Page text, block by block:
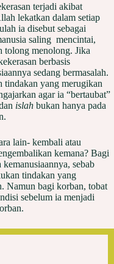
terjadi akibat
lekatkan dalam setiap
ia disebut sebagai
saling mencintai,
tolong menolong. Jika
berbasis
sedang bermasalah.
tindakan yang merugikan
agar ia “bertaubat”
islah bukan hanya pada
lain- kembali atau
kemana? Bagi
sebab
tindakan yang
Namun bagi korban, tobat
sebelum ia menjadi